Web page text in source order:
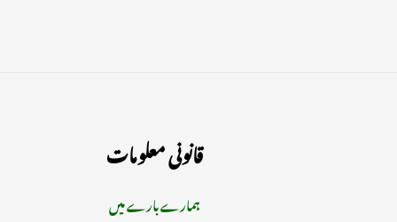
قانونی معلومات
ہمارے بارے میں